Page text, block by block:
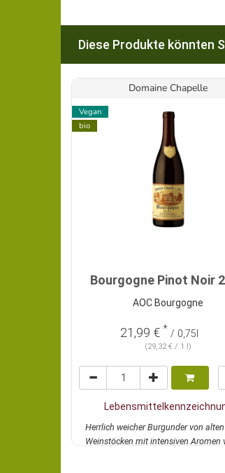
Diese Produkte könnten
Domaine Chapelle
Vegan
bio
Bourgogne Pinot Noir
AOC Bourgogne
21,99 € * / 0,75l
(29,32 € / 1 l)
Herrlich weicher Burgunder von alten
Weinstöcken mit intensiven Aromen